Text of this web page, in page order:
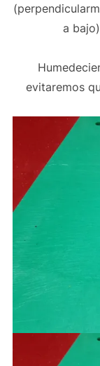
a
evitaremos